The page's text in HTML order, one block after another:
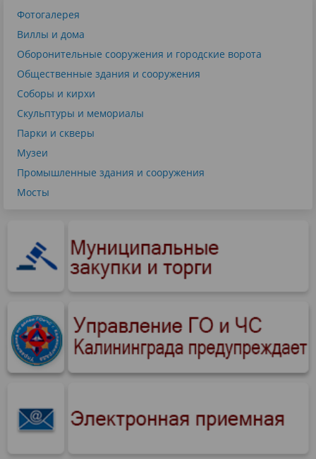
Фотогалерея
Виллы и дома
Оборонительные сооружения и городские ворота
Общественные здания и сооружения
Соборы и кирхи
Скульптуры и мемориалы
Парки и скверы
Музеи
Промышленные здания и сооружения
Мосты